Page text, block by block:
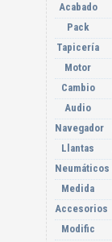
Acabado
Pack
Tapicería
Motor
Cambio
Audio
Navegador
Llantas
Neumáticos
Medida
Accesorios
Modific